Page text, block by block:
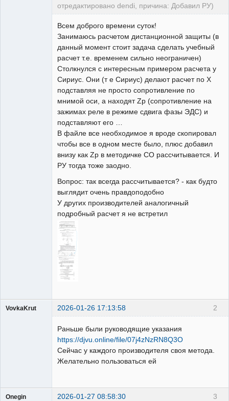
отредактировано dendi, причина: Добавил РУ)
Всем доброго времени суток!
Занимаюсь расчетом дистанционной защиты (в
данный момент стоит задача сделать учебный
расчет т.е. временем сильно неограничен)
Столкнулся с интересным примером расчета у
Сириус. Они (т е Сириус) делают расчет по X
подставляя не просто сопротивление по
мнимой оси, а находят Zр (сопротивление на
зажимах реле в режиме сдвига фазы ЭДС) и
подставляют его …
В файле все необходимое я вроде скопировал
чтобы все в одном месте было, плюс добавил
внизу как Zр в методичке СО рассчитывается. И
РУ тогда тоже заодно.
Вопрос: так всегда рассчитывается? - как будто
выглядит очень правдоподобно
У других производителей аналогичный
подробный расчет я не встретил
2
VovkaKrut 2026-01-26 17:13:58
Раньше были руководящие указания
https://djvu.online/file/07j4zNzRN8Q3O
Сейчас у каждого производителя своя метода.
Желательно пользоваться ей
3
Onegin 2026-01-27 08:58:30